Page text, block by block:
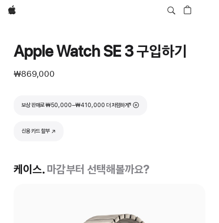
Apple
Apple Watch SE 3 구입하기
₩869,000
보상 판매로 ₩50,000–₩410,000 더 저렴하게
각주
¶
신용 카드 할부
(새 창에서 열림)
케이스.마감부터 선택해볼까요?